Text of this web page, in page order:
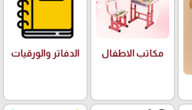
مكاتب الاطفال الدفاتر والورقيات